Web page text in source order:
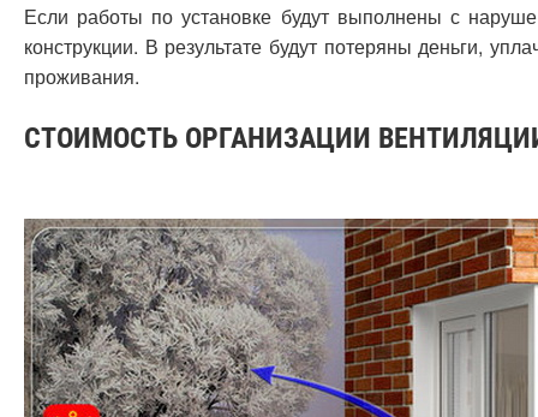
Если работы по установке будут выполнены с
конструкции. В результате будут потеряны деньги,
проживания.
СТОИМОСТЬ ОРГАНИЗАЦИИ